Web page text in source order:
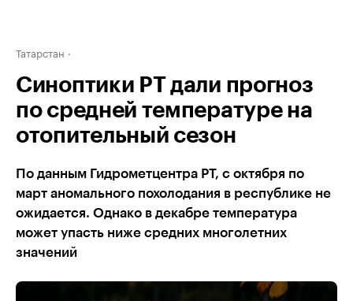
Татарстан
Синоптики РТ дали прогноз
по средней температуре на
отопительный сезон
По данным Гидрометцентра РТ, с октября по
март аномального похолодания в республике не
ожидается. Однако в декабре температура
может упасть ниже средних многолетних
значений